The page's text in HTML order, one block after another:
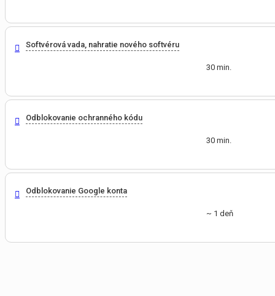
Softvérová vada, nahratie nového softvéru
30 min.
Odblokovanie ochranného kódu
30 min.
Odblokovanie Google konta
~ 1 deň